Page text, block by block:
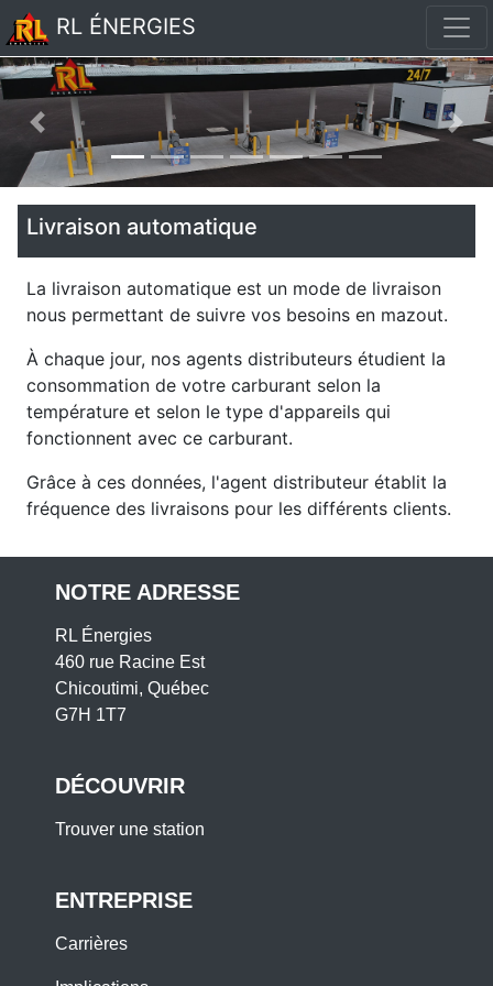
RL ÉNERGIES
Précédent
Livraison automatique
La livraison automatique est un mode de livraison
nous permettant de suivre vos besoins en mazout.
À chaque jour, nos agents distributeurs étudient la
consommation de votre carburant selon la
température et selon le type d'appareils qui
fonctionnent avec ce carburant.
Grâce à ces données, l'agent distributeur établit la
fréquence des livraisons pour les différents clients.
NOTRE ADRESSE
RL Énergies
460 rue Racine Est
Chicoutimi, Québec
G7H 1T7
DÉCOUVRIR
Trouver une station
ENTREPRISE
Carrières